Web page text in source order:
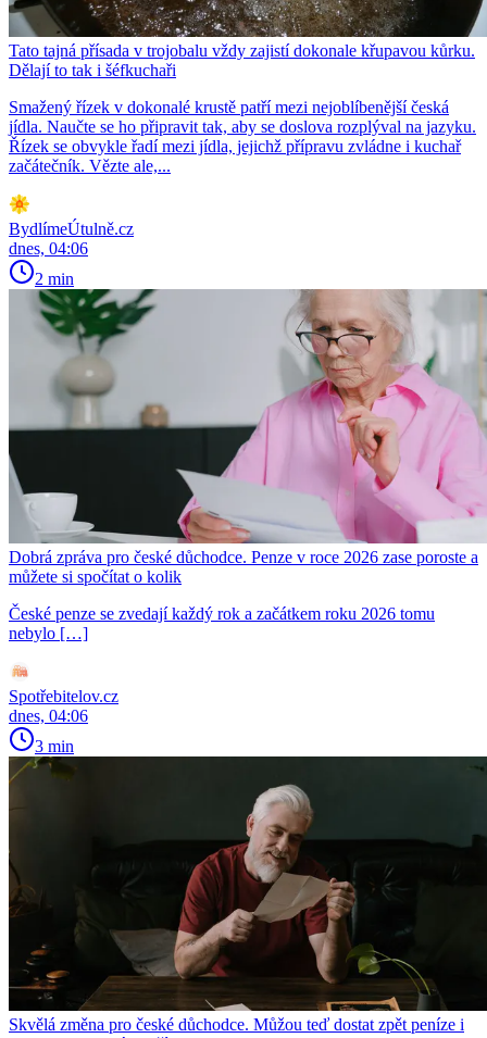
Tato tajná přísada v trojobalu vždy zajistí dokonale křupavou kůrku.
Dělají to tak i šéfkuchaři
Smažený řízek v dokonalé krustě patří mezi nejoblíbenější česká
jídla. Naučte se ho připravit tak, aby se doslova rozplýval na jazyku.
Řízek se obvykle řadí mezi jídla, jejichž přípravu zvládne i kuchař
začátečník. Vězte ale,...
BydlímeÚtulně.cz
dnes, 04:06
2 min
Dobrá zpráva pro české důchodce. Penze v roce 2026 zase poroste a
můžete si spočítat o kolik
České penze se zvedají každý rok a začátkem roku 2026 tomu
nebylo […]
Spotřebitelov.cz
dnes, 04:06
3 min
Skvělá změna pro české důchodce. Můžou teď dostat zpět peníze i